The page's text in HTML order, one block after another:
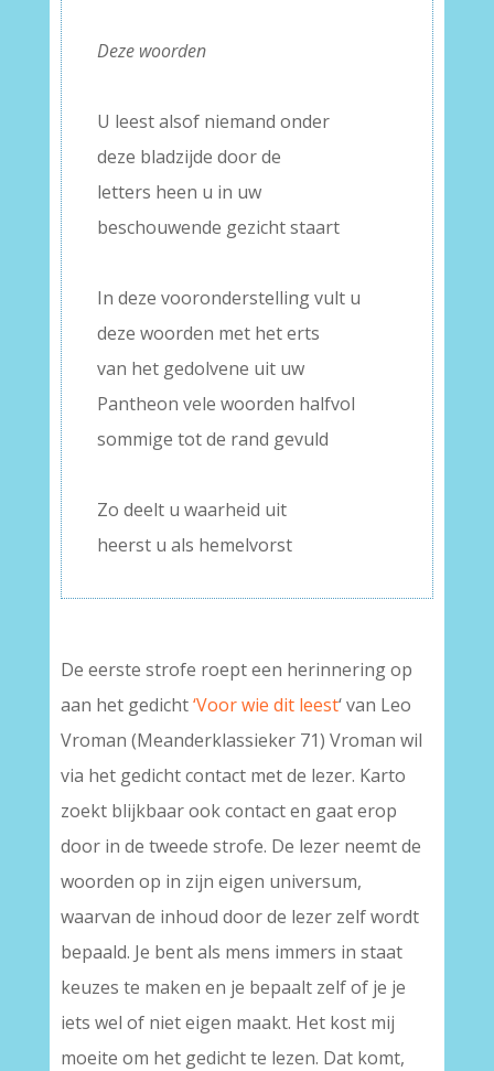
Deze woorden
U leest alsof niemand onder
deze bladzijde door de
letters heen u in uw
beschouwende gezicht staart
In deze vooronderstelling vult u
deze woorden met het erts
van het gedolvene uit uw
Pantheon vele woorden halfvol
sommige tot de rand gevuld
Zo deelt u waarheid uit
heerst u als hemelvorst
De eerste strofe roept een herinnering op
aan het gedicht‘Voor wie dit leest‘ van Leo
Vroman (Meanderklassieker 71) Vroman wil
via het gedicht contact met de lezer. Karto
zoekt blijkbaar ook contact en gaat erop
door in de tweede strofe. De lezer neemt de
woorden op in zijn eigen universum,
waarvan de inhoud door de lezer zelf wordt
bepaald. Je bent als mens immers in staat
keuzes te maken en je bepaalt zelf of je je
iets wel of niet eigen maakt. Het kost mij
moeite om het gedicht te lezen. Dat komt,